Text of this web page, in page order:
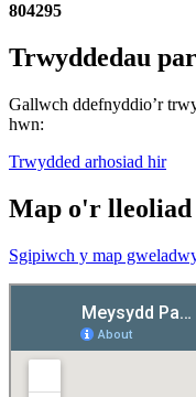
804295
Trwyddedau
Gallwch ddefnyddio’r
hwn:
Trwydded arhosiad hir
Map o'r lleoliad
Sgipiwch y map